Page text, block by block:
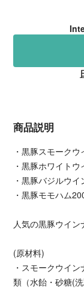
商品説明
・黒豚スモーク
・黒豚ホワイト
・黒豚バジルウイ
・黒豚モモハム
人気の黒豚ウイン
(原材料)
・スモークウイ
類（水飴・砂糖(